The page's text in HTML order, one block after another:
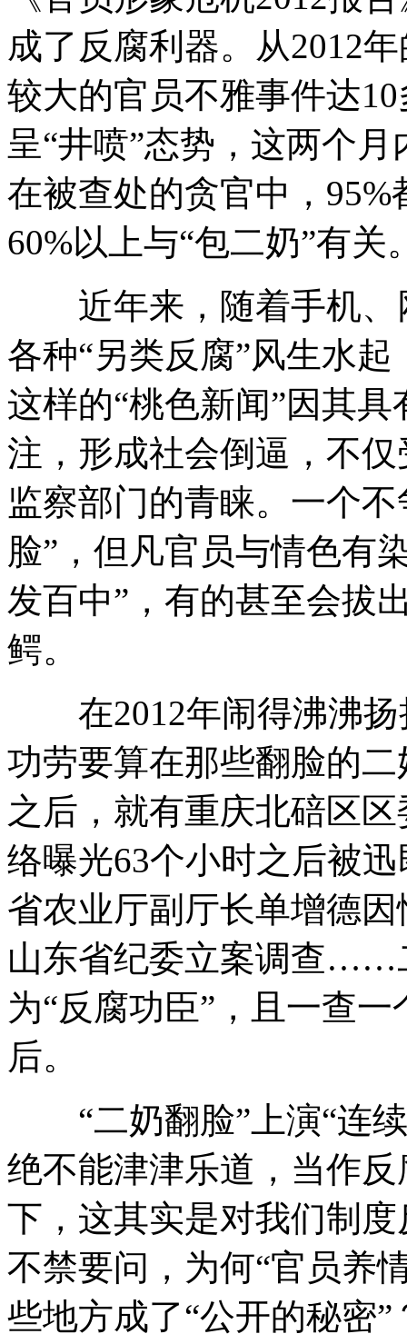
成了反腐利器。从2012
较大的官员不雅事件达
呈“井喷”态势，这两个
在被查处的贪官中，
60%以上与“包二奶”有
近年来，随着手机、
各种“另类反腐”风生水
这样的“桃色新闻”因其
注，形成社会倒逼，不
监察部门的青睐。一个
脸”，但凡官员与情色有
发百中”，有的甚至会拔
鳄。
在2012年闹得沸沸扬
功劳要算在那些翻脸的
之后，就有重庆北碚区
络曝光63个小时之后被
省农业厅副厅长单增德
山东省纪委立案调查……
为“反腐功臣”，且一查
后。
“二奶翻脸”上演“连续
绝不能津津乐道，当作
下，这其实是对我们制
不禁要问，为何“官员养
些地方成了“公开的秘密